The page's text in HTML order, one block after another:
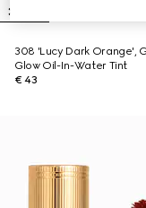
308 'Lucy Dark Orange',
Glow Oil-In-Water Tint
€ 43